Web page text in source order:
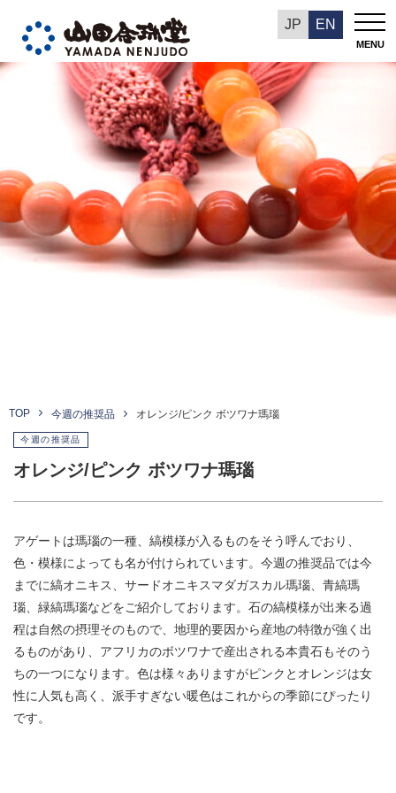
JP EN
MENU
今週の推奨品
TOP 今週の推奨品 オレンジ/ピンク ボツワナ瑪瑙
今週の推奨品
オレンジ/ピンク ボツワナ瑪瑙
アゲートは瑪瑙の一種、縞模様が入るものをそう呼んでおり、
色・模様によっても名が付けられています。今週の推奨品では今
までに縞オニキス、サードオニキスマダガスカル瑪瑙、青縞瑪
瑙、緑縞瑪瑙などをご紹介しております。石の縞模様が出来る過
程は自然の摂理そのもので、地理的要因から産地の特徴が強く出
るものがあり、アフリカのボツワナで産出される本貴石もそのう
ちの一つになります。色は様々ありますがピンクとオレンジは女
性に人気も高く、派手すぎない暖色はこれからの季節にぴったり
です。